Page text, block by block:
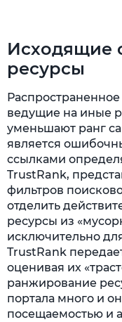
Исходящие
ресурсы
ведущие на иные
уменьшают ранг
является
ссылками
TrustRank,
фильтров
отделить
ресурсы из
исключительно
TrustRank
оценивая их
ранжирование
портала много и
посещаемостью и